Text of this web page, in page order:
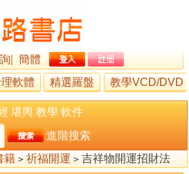
簡體
軟體 精選羅盤 教學VCD/DVD
堪輿 教學 軟件
進階搜索
籍 > 祈福開運 > 吉祥物開運招財法